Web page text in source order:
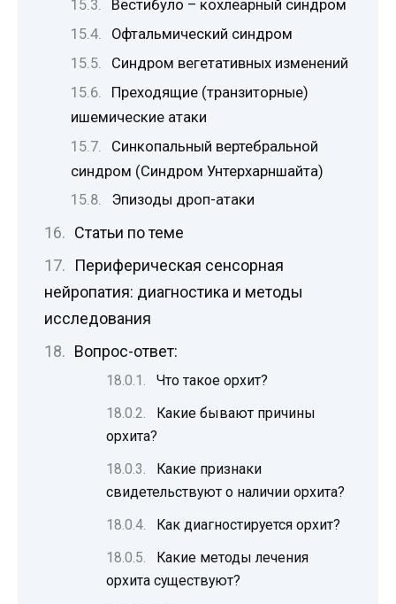
Вестибуло – кохлеарный синдром
Офтальмический синдром
Синдром вегетативных изменений
Преходящие (транзиторные)
ишемические атаки
Синкопальный вертебральной
синдром (Синдром Унтерхарншайта)
Эпизоды дроп-атаки
Статьи по теме
Периферическая сенсорная
нейропатия: диагностика и методы
исследования
Вопрос-ответ:
Что такое орхит?
Какие бывают причины
орхита?
Какие признаки
свидетельствуют о наличии орхита?
Как диагностируется орхит?
Какие методы лечения
орхита существуют?